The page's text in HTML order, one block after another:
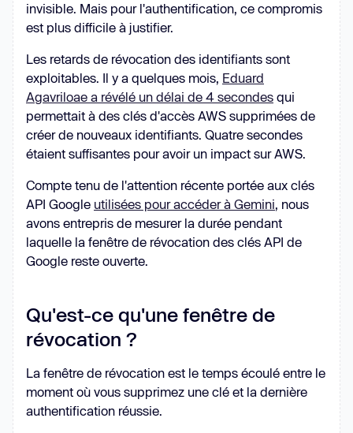
invisible. Mais pour l'authentification, ce compromis
est plus difficile à justifier.
Les retards de révocation des identifiants sont
exploitables. Il y a quelques mois, Eduard
Agavriloae a révélé un délai de 4 secondes qui
permettait à des clés d'accès AWS supprimées de
créer de nouveaux identifiants. Quatre secondes
étaient suffisantes pour avoir un impact sur AWS.
Compte tenu de l'attention récente portée aux clés
API Google utilisées pour accéder à Gemini, nous
avons entrepris de mesurer la durée pendant
laquelle la fenêtre de révocation des clés API de
Google reste ouverte.
Qu'est-ce qu'une fenêtre de
révocation ?
La fenêtre de révocation est le temps écoulé entre le
moment où vous supprimez une clé et la dernière
authentification réussie.